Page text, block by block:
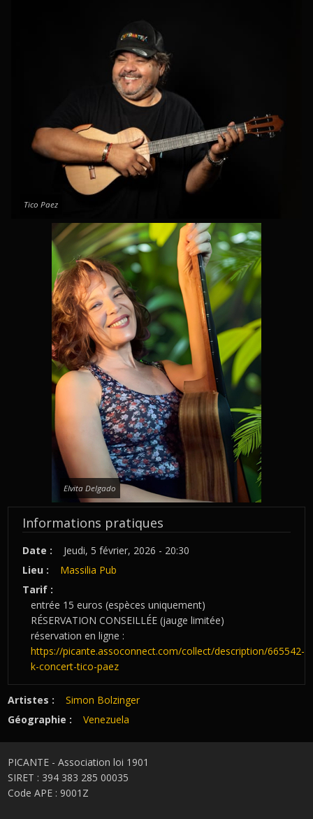
Tico Paez
Elvita Delgado
Informations pratiques
Date :
Jeudi, 5 février, 2026 - 20:30
Lieu :
Massilia Pub
Tarif :
entrée 15 euros (espèces uniquement)
RÉSERVATION CONSEILLÉE (jauge limitée)
réservation en ligne :
https://picante.assoconnect.com/collect/description/665542-
k-concert-tico-paez
Artistes :
Simon Bolzinger
Géographie :
Venezuela
PICANTE - Association loi 1901
SIRET : 394 383 285 00035
Code APE : 9001Z